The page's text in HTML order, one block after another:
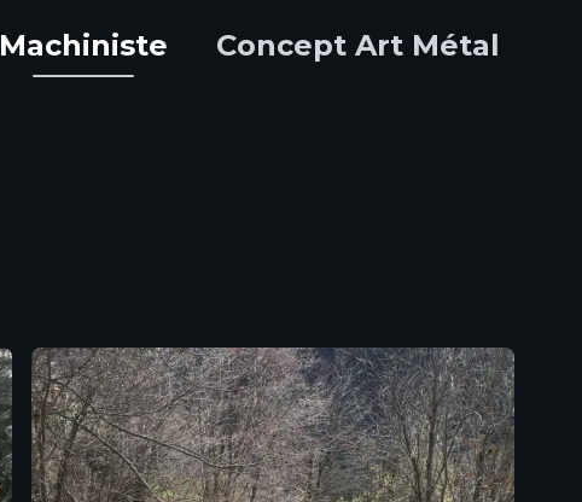
Machiniste Concept Art Métal